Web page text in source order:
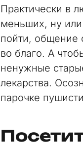
Практически в
меньших, ну
пойти, общение
во благо. А
ненужные
лекарства.
парочке